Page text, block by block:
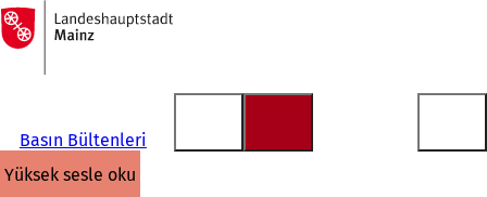
İçeriğe atla
Ana
sayfaya
Basın Bültenleri
yüksek sesle oku